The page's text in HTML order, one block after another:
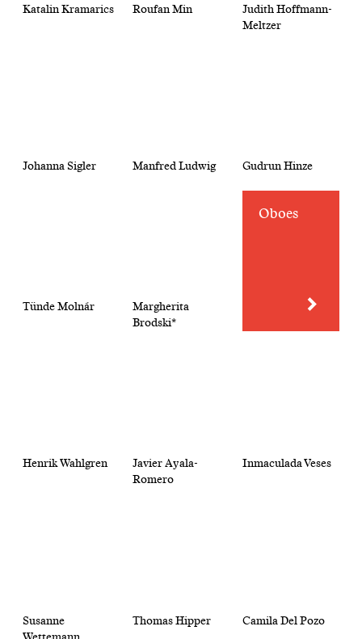
Katalin Kramarics Roufan Min
Judith Hoffmann-
Meltzer
Johanna Sigler Manfred Ludwig Gudrun Hinze
Tünde Molnár
Margherita
Brodski*
Oboes
Henrik Wahlgren
Javier Ayala-
Romero
Inmaculada Veses
Susanne
Thomas Hipper Camila Del Pozo